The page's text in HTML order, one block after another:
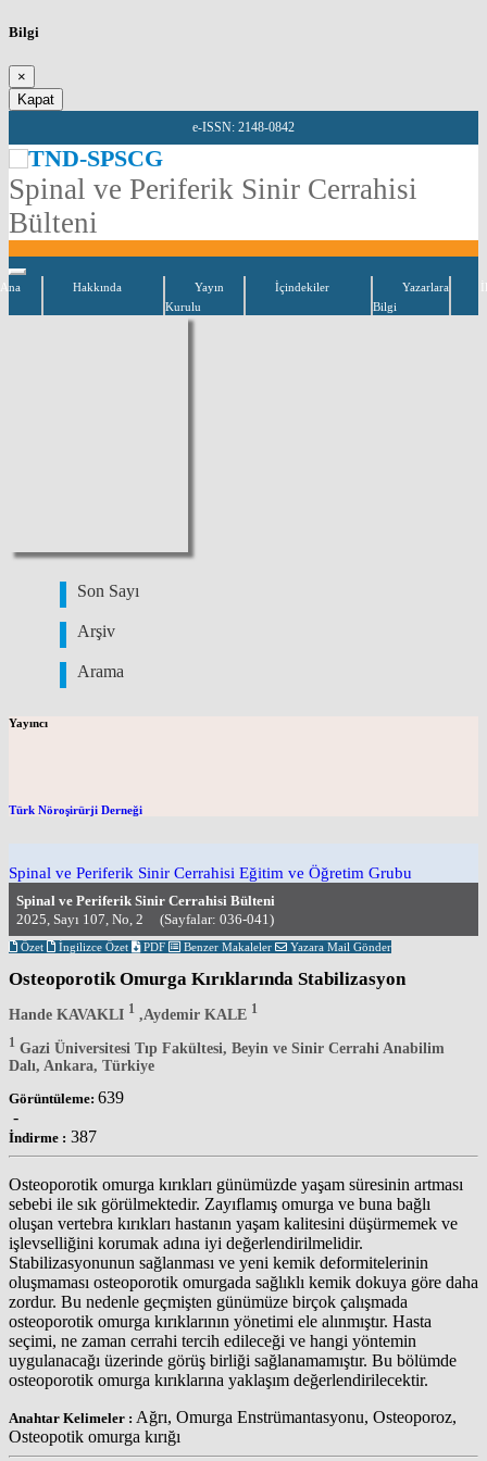
Bilgi
×
Kapat
e-ISSN: 2148-0842
TND-SPSCG
Spinal ve Periferik Sinir Cerrahisi
Bülteni
Ana Hakkında
Yayın
Kurulu
İçindekiler
Yazarlara
Bilgi
Son Sayı
Arşiv
Arama
Yayıncı
Türk Nöroşirürji Derneği
Spinal ve Periferik Sinir Cerrahisi Eğitim ve Öğretim Grubu
Spinal ve Periferik Sinir Cerrahisi Bülteni
2025, Sayı 107, No, 2 (Sayfalar: 036-041)
Özet İngilizce Özet PDF Benzer Makaleler Yazara Mail Gönder
Osteoporotik Omurga Kırıklarında Stabilizasyon
Hande KAVAKLI 1 ,Aydemir KALE 1
1 Gazi Üniversitesi Tıp Fakültesi, Beyin ve Sinir Cerrahi Anabilim
Dalı, Ankara, Türkiye
Görüntüleme: 639
-
İndirme : 387
Osteoporotik omurga kırıkları günümüzde yaşam süresinin artması
sebebi ile sık görülmektedir. Zayıflamış omurga ve buna bağlı
oluşan vertebra kırıkları hastanın yaşam kalitesini düşürmemek ve
işlevselliğini korumak adına iyi değerlendirilmelidir.
Stabilizasyonunun sağlanması ve yeni kemik deformitelerinin
oluşmaması osteoporotik omurgada sağlıklı kemik dokuya göre daha
zordur. Bu nedenle geçmişten günümüze birçok çalışmada
osteoporotik omurga kırıklarının yönetimi ele alınmıştır. Hasta
seçimi, ne zaman cerrahi tercih edileceği ve hangi yöntemin
uygulanacağı üzerinde görüş birliği sağlanamamıştır. Bu bölümde
osteoporotik omurga kırıklarına yaklaşım değerlendirilecektir.
Anahtar Kelimeler : Ağrı, Omurga Enstrümantasyonu, Osteoporoz,
Osteopotik omurga kırığı